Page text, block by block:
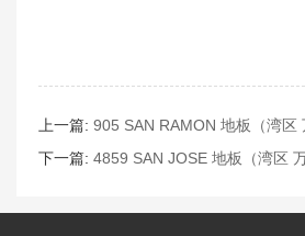
上一篇: 905 SAN RAMON 地板（湾区
wanyueinc.com)
下一篇: 4859 SAN JOSE 地板（湾区